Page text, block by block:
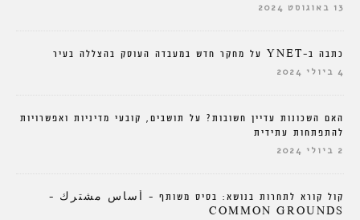
13 באוגוסט 2024
כתבה ב-YNET על מחקר חדש במעבדה העוסק בהצללה בעיר
4 ביולי 2024
האם השכונות עדיין חשובות? על תושבים, קובעי מדיניות ואפשרויות
להתפתחות עתידית
2 ביולי 2024
קול קורא לתחרות בנושא: בסיס משותף – أساس مشترك –
COMMON GROUNDS